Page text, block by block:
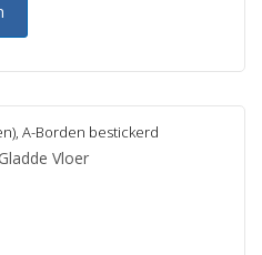
, A-Borden bestickerd
Vloer